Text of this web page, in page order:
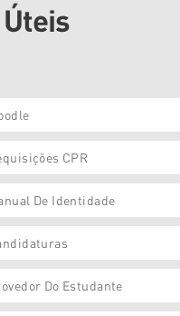
CPR
De Identidade
Do Estudante